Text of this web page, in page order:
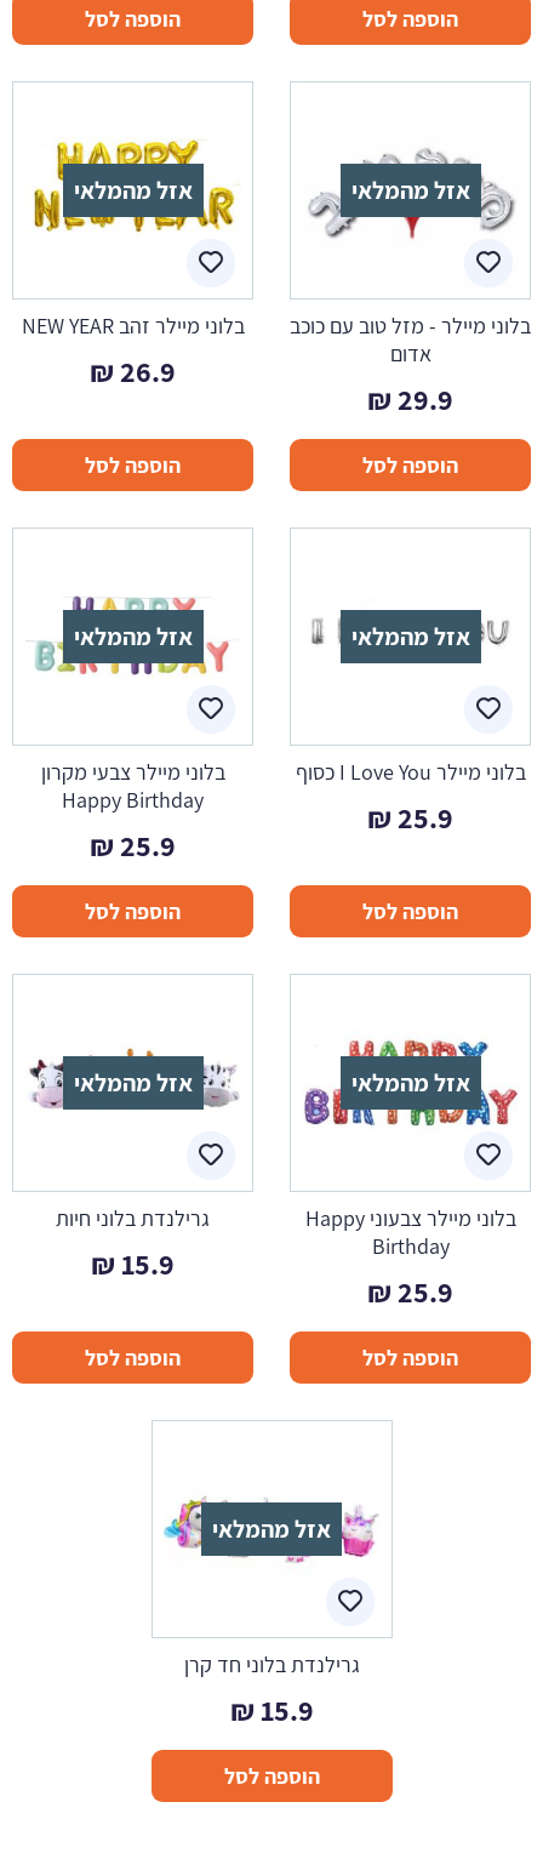
הוספה לסל הוספה לסל
אזל מהמלאי
בלוני מיילר - מזל טוב עם כוכב
אדום
29.9
₪
הוספה לסל
אזל מהמלאי
בלוני מיילר זהב NEW YEAR
26.9
₪
הוספה לסל
אזל מהמלאי
בלוני מיילר I Love You כסוף
25.9
₪
הוספה לסל
אזל מהמלאי
בלוני מיילר צבעי מקרון
Happy Birthday
25.9
₪
הוספה לסל
אזל מהמלאי
בלוני מיילר צבעוני Happy
Birthday
25.9
₪
הוספה לסל
אזל מהמלאי
גרילנדת בלוני חיות
15.9
₪
הוספה לסל
אזל מהמלאי
גרילנדת בלוני חד קרן
15.9
₪
הוספה לסל